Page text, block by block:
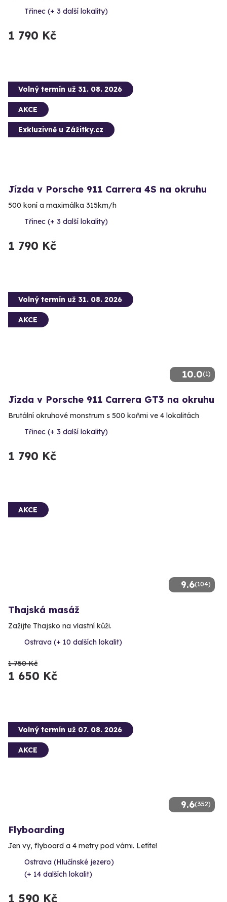
Třinec (+ 3 další lokality)
1 790 Kč
Volný termín už 31. 08. 2026
AKCE
Exkluzivně u Zážitky.cz
Jízda v Porsche 911 Carrera 4S na okruhu
500 koní a maximálka 315km/h
Třinec (+ 3 další lokality)
1 790 Kč
10.0(1)
Volný termín už 31. 08. 2026
AKCE
Jízda v Porsche 911 Carrera GT3 na okruhu
Brutální okruhové monstrum s 500 koňmi ve 4 lokalitách
Třinec (+ 3 další lokality)
1 790 Kč
9.6(104)
AKCE
Thajská masáž
Zažijte Thajsko na vlastní kůži.
Ostrava (+ 10 dalších lokalit)
1 750 Kč
1 650 Kč
9.6(352)
Volný termín už 07. 08. 2026
AKCE
Flyboarding
Jen vy, flyboard a 4 metry pod vámi. Letíte!
Ostrava (Hlučínské jezero)
(+ 14 dalších lokalit)
1 590 Kč